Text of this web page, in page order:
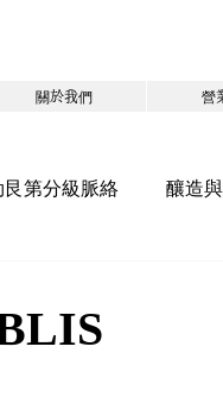
關於我們 營
艮第分級脈絡 釀造